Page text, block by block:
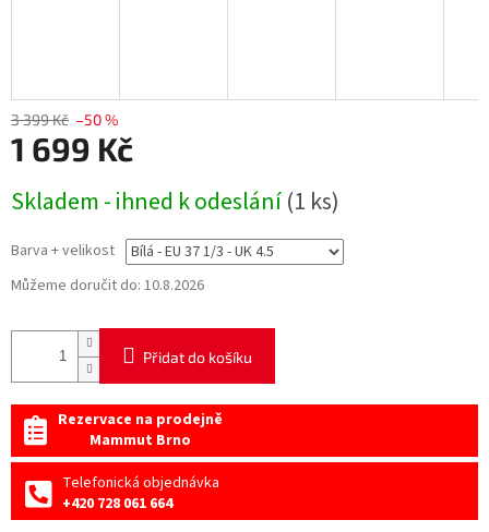
3 399 Kč –50 %
1 699 Kč
cena:
Skladem - ihned k odeslání(1 ks)
Barva + velikost
Můžeme doručit do: 10.8.2026
Přidat do košíku
Rezervace na prodejně
Mammut Brno
Telefonická objednávka
+420 728 061 664